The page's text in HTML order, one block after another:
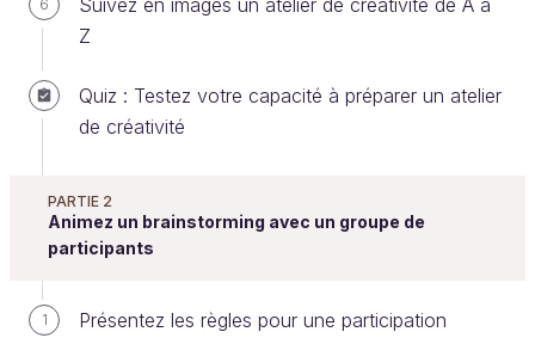
6
Suivez en images un atelier de créativité de A à
Z
Quiz : Testez votre capacité à préparer un atelier
de créativité
PARTIE 2
Animez un brainstorming avec un groupe de
participants
1
Présentez les règles pour une participation
Dans le cadre de l'
avez observé, j'ai voulu reconstituer l'ambiance de
ce qui pourrait être un confessionnal pour recueillir
Butzi, ainsi que les miens.
Prenez un court moment à la fin de l'atelier pour
demander aux participants ce qu'ils :